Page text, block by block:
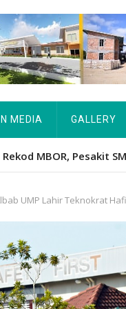
IN MEDIA GALLERY
MBOR, Pesakit
UMP Lahir Teknokrat